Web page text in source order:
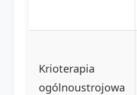
Krioterapia
ogólnoustrojowa